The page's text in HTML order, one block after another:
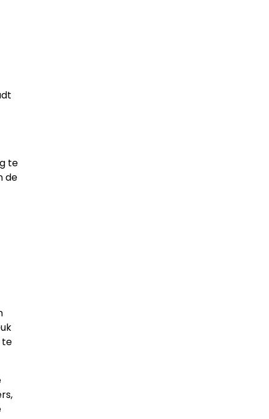
te
de
te